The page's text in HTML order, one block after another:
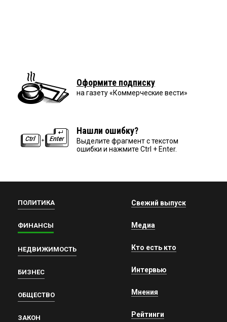
Оформите подписку
на газету «Коммерческие вести»
Нашли ошибку?
Выделите фрагмент с текстом
ошибки и нажмите Ctrl + Enter.
ПОЛИТИКА
ФИНАНСЫ
НЕДВИЖИМОСТЬ
БИЗНЕС
ОБЩЕСТВО
ЗАКОН
Свежий выпуск
Медиа
Кто есть кто
Интервью
Мнения
Рейтинги